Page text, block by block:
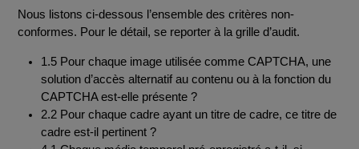
Nous listons ci-dessous l’ensemble des critères non-
conformes. Pour le détail, se reporter à la grille d’audit.
1.5 Pour chaque image utilisée comme CAPTCHA, une
solution d’accès alternatif au contenu ou à la fonction du
CAPTCHA est-elle présente ?
2.2 Pour chaque cadre ayant un titre de cadre, ce titre de
cadre est-il pertinent ?